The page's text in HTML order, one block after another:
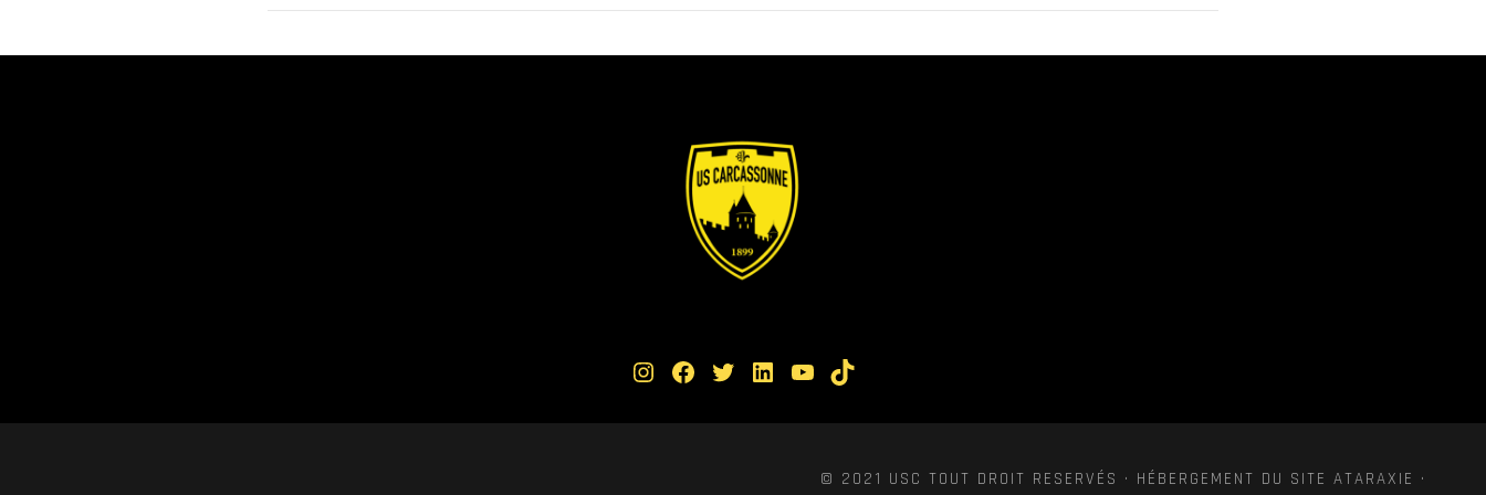
Instagram Facebook Twitter LinkedIn YouTube TikTok
© 2021 USC TOUT DROIT RESERVÉS · HÉBERGEMENT DU SITE ATARAXIE ·